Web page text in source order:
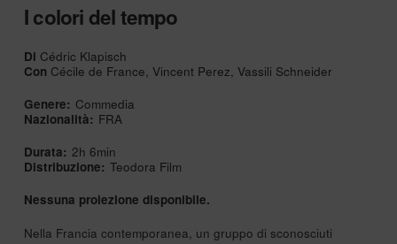
I colori del tempo
Di Cédric Klapisch
Con Cécile de France, Vincent Perez, Vassili Schneider
Genere: Commedia
Nazionalità: FRA
Durata: 2h 6min
Distribuzione: Teodora Film
Nessuna proiezione disponibile.
Nella Francia contemporanea, un gruppo di sconosciuti